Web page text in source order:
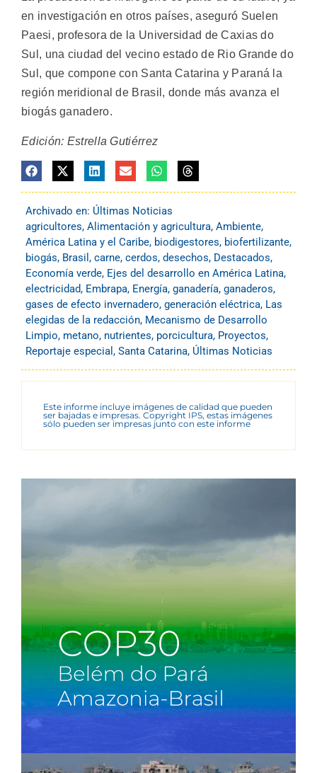
en investigación en otros países, aseguró Suelen
Paesi, profesora de la Universidad de Caxias do
Sul, una ciudad del vecino estado de Rio Grande do
Sul, que compone con Santa Catarina y Paraná la
región meridional de Brasil, donde más avanza el
biogás ganadero.
Edición: Estrella Gutiérrez
Archivado en: Últimas Noticias
agricultores, Alimentación y agricultura, Ambiente,
América Latina y el Caribe, biodigestores, biofertilizante,
biogás, Brasil , carne, cerdos, desechos, Destacados,
Economía verde, Ejes del desarrollo en América Latina,
electricidad, Embrapa, Energía, ganadería, ganaderos,
gases de efecto invernadero, generación eléctrica, Las
elegidas de la redacción, Mecanismo de Desarrollo
Limpio, metano, nutrientes, porcicultura, Proyectos,
Reportaje especial , Santa Catarina, Últimas Noticias
Este informe incluye imágenes de calidad que pueden
ser bajadas e impresas. Copyright IPS, estas imágenes
sólo pueden ser impresas junto con este informe